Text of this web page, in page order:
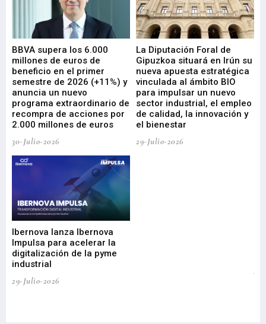
BBVA supera los 6.000
millones de euros de
beneficio en el primer
semestre de 2026 (+11%) y
anuncia un nuevo
programa extraordinario de
recompra de acciones por
2.000 millones de euros
30-Julio-2026
La Diputación Foral de
Gipuzkoa situará en Irún su
nueva apuesta estratégica
vinculada al ámbito BIO
para impulsar un nuevo
sector industrial, el empleo
de calidad, la innovación y
el bienestar
29-Julio-2026
Ibernova lanza Ibernova
Impulsa para acelerar la
digitalización de la pyme
industrial
29-Julio-2026